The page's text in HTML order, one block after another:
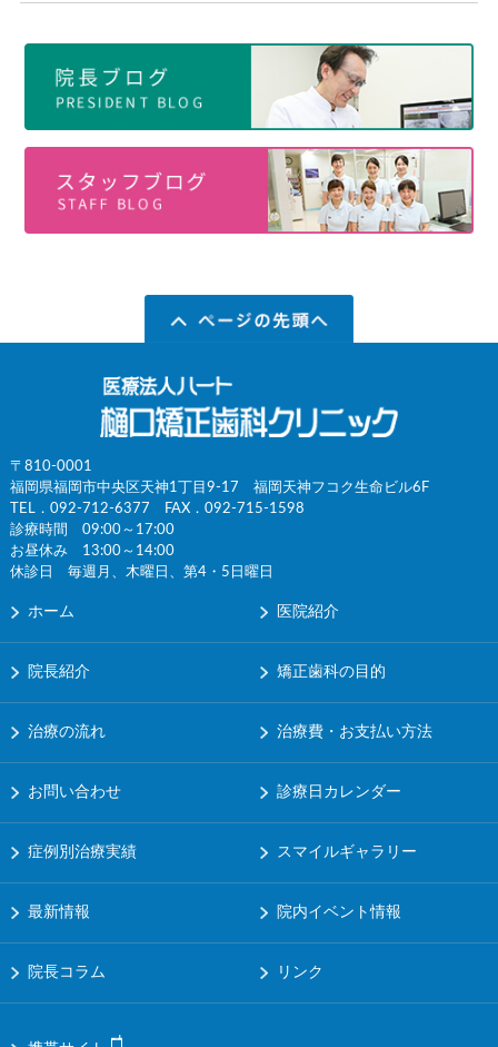
〒810-0001
福岡県福岡市中央区天神1丁目9-17 福岡天神フコク生命ビル6F
TEL． 092-712-6377 FAX．092-715-1598
診療時間 09:00～17:00
お昼休み 13:00～14:00
休診日 毎週月、木曜日、第4・5日曜日
ホーム 医院紹介
院長紹介 矯正歯科の目的
治療の流れ 治療費・お支払い方法
お問い合わせ 診療日カレンダー
症例別治療実績 スマイルギャラリー
最新情報 院内イベント情報
院長コラム リンク